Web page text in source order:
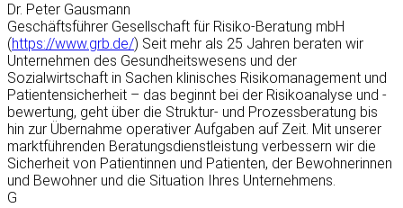
Dr. Peter Gausmann
Geschäftsführer Gesellschaft für Risiko-Beratung mbH
(https://www.grb.de/) Seit mehr als 25 Jahren beraten wir
Unternehmen des Gesundheitswesens und der
Sozialwirtschaft in Sachen klinisches Risikomanagement und
Patientensicherheit – das beginnt bei der Risikoanalyse und -
bewertung, geht über die Struktur- und Prozessberatung bis
hin zur Übernahme operativer Aufgaben auf Zeit. Mit unserer
marktführenden Beratungsdienstleistung verbessern wir die
Sicherheit von Patientinnen und Patienten, der Bewohnerinnen
und Bewohner und die Situation Ihres Unternehmens.
G